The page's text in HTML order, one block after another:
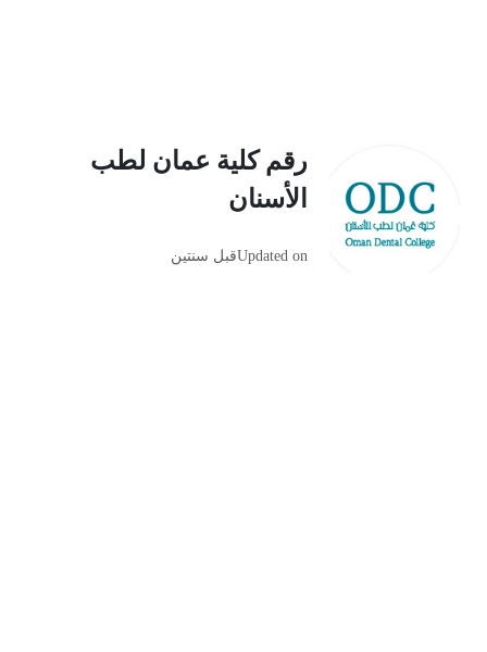
رقم كلية عمان لطب
الأسنان
Updated onقبل سنتين